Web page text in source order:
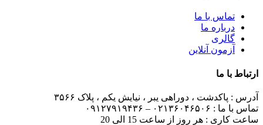
تماس با ما
درباره ما
گالری
آزمون آنلاین
ارتباط با ما
آدرس : پاکدشت ، دوراهی یبر ، نیایش یکم ، پلاک ۳۵۶۶
تماس با ما :
ساعت کاری : هر روز از ساعت 15 الی 20